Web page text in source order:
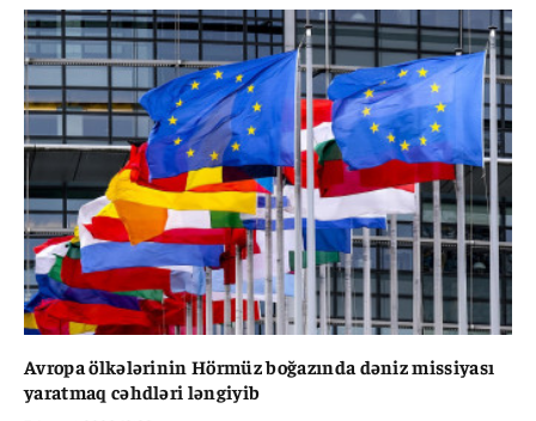
Avropa ölkələrinin Hörmüz boğazında dəniz missiyası
yaratmaq cəhdləri ləngiyib